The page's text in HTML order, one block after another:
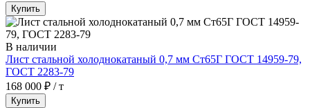
Купить
В наличии
Лист стальной холоднокатаный 0,7 мм Ст65Г ГОСТ 14959-79,
ГОСТ 2283-79
168 000 ₽ / т
Купить